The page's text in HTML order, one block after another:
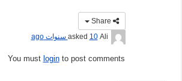
Ali
asked10 سنوات ago
You must loginto post comments